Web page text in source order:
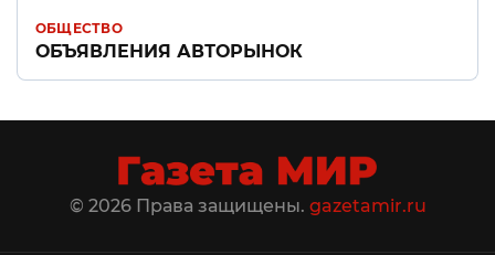
ОБЩЕСТВО
ОБЪЯВЛЕНИЯ АВТОРЫНОК
© 2026 Права защищены. gazetamir.ru